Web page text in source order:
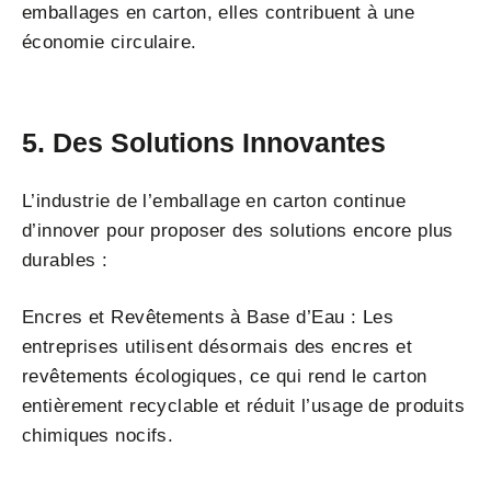
emballages en carton, elles contribuent à une
économie circulaire.
5. Des Solutions Innovantes
L’industrie de l’emballage en carton continue
d’innover pour proposer des solutions encore plus
durables :
Encres et Revêtements à Base d’Eau : Les
entreprises utilisent désormais des encres et
revêtements écologiques, ce qui rend le carton
entièrement recyclable et réduit l’usage de produits
chimiques nocifs.